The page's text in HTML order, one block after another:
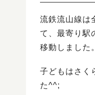
流鉄流山線は
て、最寄り駅
移動しました
子どもはさく
た^^;